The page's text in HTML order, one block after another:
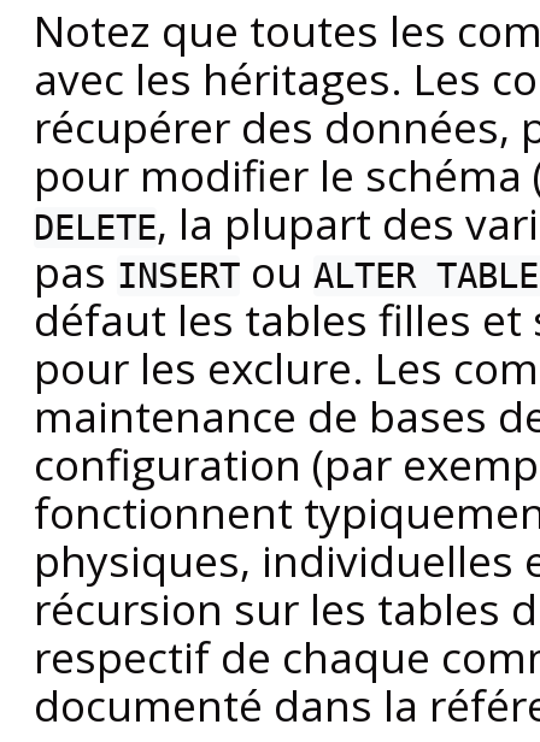
Notez que toutes les
avec les héritages. Les
récupérer des données,
pour modifier le
DELETE, la plupart des
pas INSERT ou ALTER
défaut les tables filles
pour les exclure. Les
maintenance de bases
configuration (par
fonctionnent
physiques, individuelles
récursion sur les tables
respectif de chaque
documenté dans la